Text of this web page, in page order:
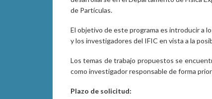
de Partículas.
El objetivo de este programa es introducir a
y los investigadores del IFIC en vista a la
Los temas de trabajo propuestos se
como investigador responsable de forma
Plazo de solicitud: